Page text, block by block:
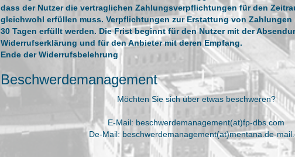
dass der Nutzer die vertraglichen Zahlungsverpflichtungen für den
gleichwohl erfüllen muss. Verpflichtungen zur Erstattung von Zahlungen
30 Tagen erfüllt werden. Die Frist beginnt für den Nutzer mit der
Widerrufserklärung und für den Anbieter mit deren Empfang.
Ende der Widerrufsbelehrung
Beschwerdemanagement
Möchten Sie sich über etwas beschweren?
E-Mail: beschwerdemanagement(at)fp-dbs.com
De-Mail: beschwerdemanagement(at)mentana.de-